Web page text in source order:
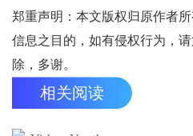
郑重声明：本文版权归原作者
信息之目的，如有侵权行为，
除，多谢。
相关阅读